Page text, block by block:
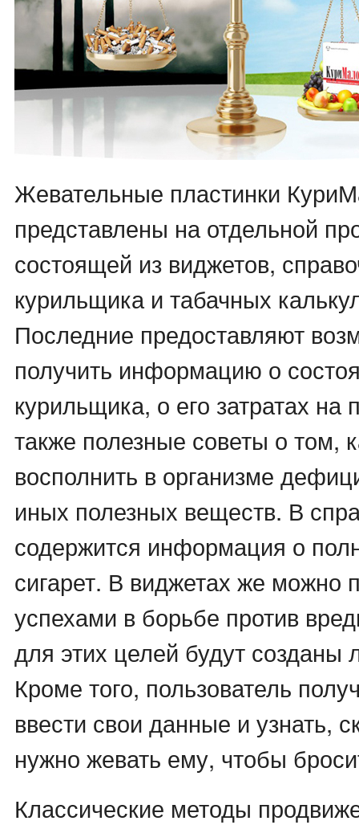
Жевательные пластинки
представлены на отдельной
состоящей из виджетов,
курильщика и табачных
Последние предоставляют
получить информацию о
курильщика, о его затратах на
также полезные советы о том,
восполнить в организме
иных полезных веществ. В
содержится информация о
сигарет. В виджетах же можно
успехами в борьбе против
для этих целей будут созданы
Кроме того, пользователь
ввести свои данные и узнать,
нужно жевать ему, чтобы
Классические методы